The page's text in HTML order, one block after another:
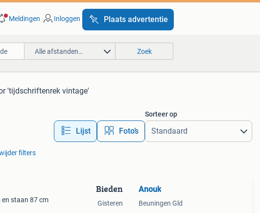
Meldingen Inloggen Plaats advertentie
Alle afstanden… Zoek
'tijdschriftenrek vintage'
Lijst Foto’s
Sorteer op
filters
staan 87 cm
Bieden
Gisteren
Anouk
Beuningen Gld